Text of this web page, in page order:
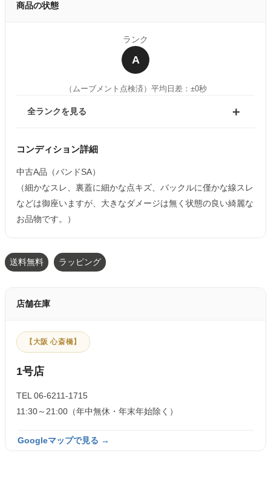
商品の状態
ランク
A
（ムーブメント点検済） 平均日差：±0秒
全ランクを見る
コンディション詳細
中古A品（バンドSA）
（細かなスレ、裏蓋に細かな点キズ、バックルに僅かな線スレ
などは御座いますが、大きなダメージは無く状態の良い綺麗な
お品物です。）
送料無料 ラッピング
店舗在庫
【大阪 心斎橋】
1号店
TEL 06-6211-1715
11:30～21:00（年中無休・年末年始除く）
Googleマップで見る →